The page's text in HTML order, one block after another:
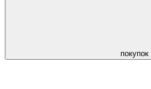
покупок